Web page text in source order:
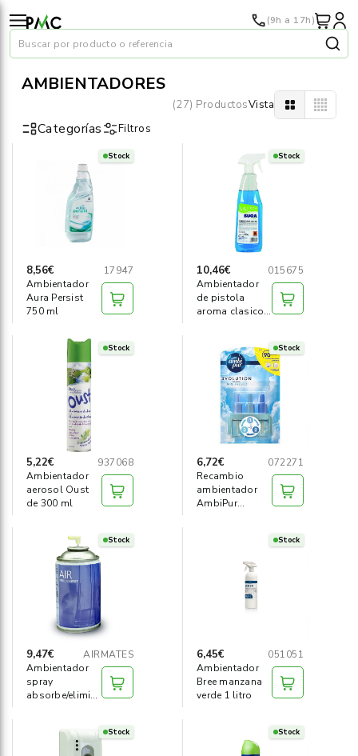
Material oficina
›
Tinta y tóner
Informática ›
Mobiliario ›
Servicios generales
Seguridad ›
Material Escolar
(9h a 17h)
Buscar por producto o referencia
AMBIENTADORES
Categorías Filtros
(27) ProductosVista
Stock
8,56€
17947
Ambientador
Aura Persist
750 ml
Stock
10,46€
015675
Ambientador
de pistola
aroma clasico
Stock
5,22€
937068
Ambientador
aerosol Oust
de 300 ml
Stock
6,72€
072271
Recambio
ambientador
AmbiPur
Stock
9,47€
AIRMATES
Ambientador
spray
absorbe/elimina
Stock
6,45€
051051
Ambientador
Bree manzana
verde 1 litro
Stock Stock